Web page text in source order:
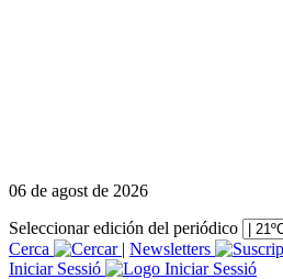
06 de agost de 2026
Seleccionar edición del periódico
Cerca
| Newsletters
Iniciar Sessió